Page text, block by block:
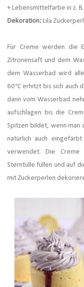
+ Lebensmittelfarbe in z.
Dekoration: Lila
Für Creme werden die
Zitronensaft und dem
dem Wasserbad wird
60°C erhitzt bis sich auch
dann vom Wasserbad
aufschlagen bis die
Spitzen bildet, wenn man
natürlich auch
verwendet. Die
Sterntülle füllen und auf
mit Zuckerperlen